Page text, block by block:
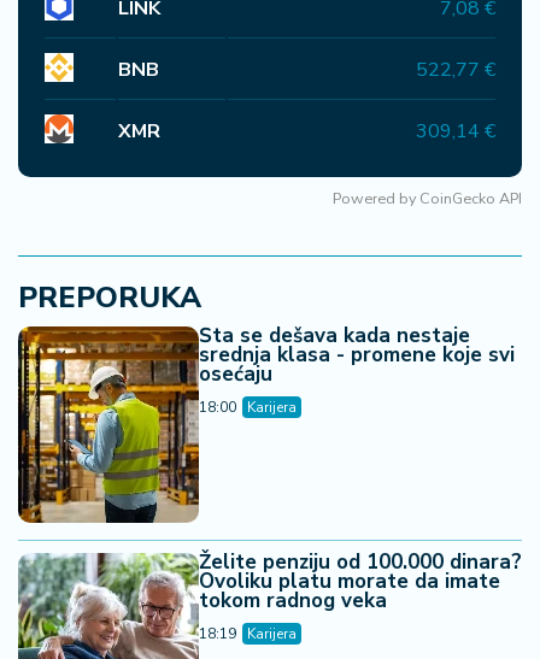
LINK 7,08 €
BNB 522,77 €
XMR 309,14 €
Powered by CoinGecko API
PREPORUKA
Šta se dešava kada nestaje
srednja klasa - promene koje svi
osećaju
18:00 Karijera
Želite penziju od 100.000 dinara?
Ovoliku platu morate da imate
tokom radnog veka
18:19 Karijera